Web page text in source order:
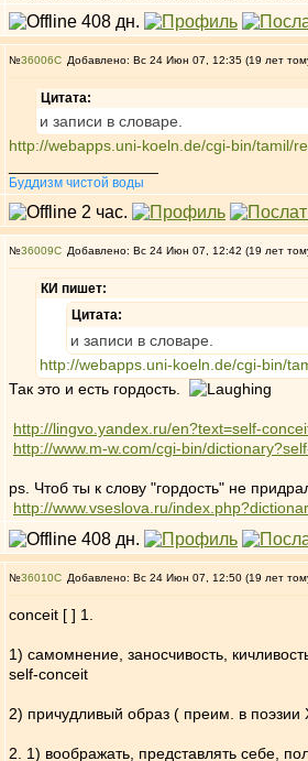
№36006 Добавлено: Вс 24 Июн 07, 12:35 (19 лет
Цитата:
и записи в словаре.
http://webapps.uni-koeln.de/cgi-bin/tamil/
Буддизм чистой воды
№36009 Добавлено: Вс 24 Июн 07, 12:42 (19 лет
КИ пишет:
Цитата:
и записи в словаре.
http://webapps.uni-koeln.de/cgi-bin/
Так это и есть гордость.
http://lingvo.yandex.ru/en?text=self-
http://www.m-w.com/cgi-bin/
ps. Чтоб ты к слову "гордость" не
http://www.vseslova.ru/
№36010 Добавлено: Вс 24 Июн 07, 12:50 (19 лет
conceit [ ] 1.
1) самомнение, заносчивость,
self-conceit
2) причудливый образ ( преим. в
2. 1) воображать, представлять себе,